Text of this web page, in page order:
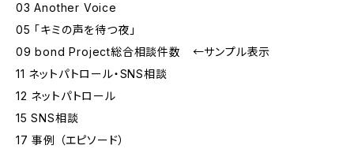
03 Another Voice
05 「キミの声を待つ夜」
09 bond Project総合相談件数 ←サンプル表示
11 ネットパトロール・SNS相談
12 ネットパトロール
15 SNS相談
17 事例 （エピソード）